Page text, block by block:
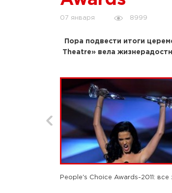
07 января 8999
Пора подвести итоги
Theatre» вела
People's Choice Awards-2011: все